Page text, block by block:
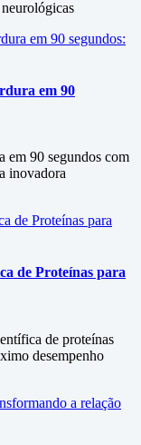
em 90
em 90 segundos com
inovadora
de Proteínas para
de proteínas
desempenho